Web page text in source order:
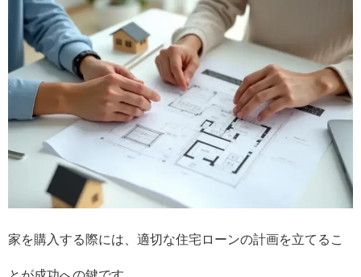
家を購入する際には、適切な住宅ローンの計画を立てるこ